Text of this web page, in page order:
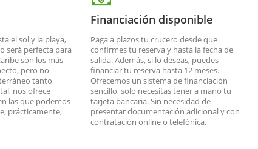
el sol y la playa,
será perfecta para
son los más
pero no
tanto
nos ofrece
las que podemos
prácticamente,
Financiación disponible
Paga a plazos tu crucero desde que
confirmes tu reserva y hasta la fecha de
salida. Además, si lo deseas, puedes
financiar tu reserva hasta 12 meses.
Ofrecemos un sistema de financiación
sencillo, solo necesitas tener a mano tu
tarjeta bancaria. Sin necesidad de
presentar documentación adicional y con
contratación online o telefónica.